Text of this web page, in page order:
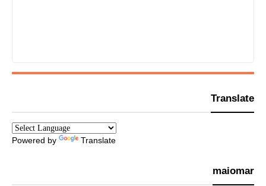
Translate
Powered by Translate
maiomar